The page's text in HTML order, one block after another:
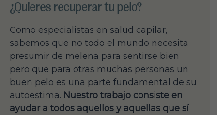
¿Quieres recuperar tu pelo?
Como especialistas en salud capilar,
sabemos que no todo el mundo necesita
presumir de melena para sentirse bien
pero que para otras muchas personas un
buen pelo es una parte fundamental de su
autoestima. Nuestro trabajo consiste en
ayudar a todos aquellos y aquellas que sí